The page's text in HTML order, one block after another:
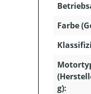
Farbe
g):